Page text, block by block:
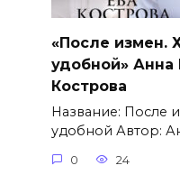
«После измен.
удобной» Анна
Кострова
Название: После
удобной Автор:
0 24